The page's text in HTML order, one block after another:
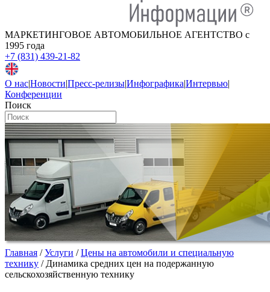
МАРКЕТИНГОВОЕ АВТОМОБИЛЬНОЕ АГЕНТСТВО с
1995 года
+7 (831) 439-21-82
О нас|Новости|Пресс-релизы|Инфографика|Интервью|
Конференции
Поиск
Главная /Услуги /Цены на автомобили и специальную
технику / Динамика средних цен на подержанную
сельскохозяйственную технику